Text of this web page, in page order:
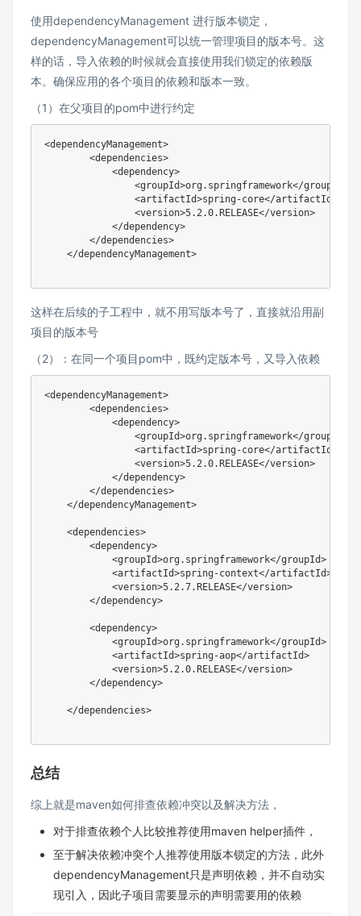
使用dependencyManagement 进行版本锁定，
dependencyManagement可以统一管理项目的版本号。这
样的话，导入依赖的时候就会直接使用我们锁定的依赖版
本。确保应用的各个项目的依赖和版本一致。
（1）在父项目的pom中进行约定
<dependencyManagement>
<dependencies>
<dependency>
<groupId>org.springframework</groupId
<artifactId>spring-core</artifactId
<version>5.2.0.RELEASE</version>
</dependency>
</dependencies>
</dependencyManagement>
这样在后续的子工程中，就不用写版本号了，直接就沿用副
项目的版本号
（2）：在同一个项目pom中，既约定版本号，又导入依赖
<dependencyManagement>
<dependencies>
<dependency>
<groupId>org.springframework</groupId
<artifactId>spring-core</artifactId
<version>5.2.0.RELEASE</version>
</dependency>
</dependencies>
</dependencyManagement>
<dependencies>
<dependency>
<groupId>org.springframework</groupId>
<artifactId>spring-context</artifactId>
<version>5.2.7.RELEASE</version>
</dependency>
<dependency>
<groupId>org.springframework</groupId>
<artifactId>spring-aop</artifactId>
<version>5.2.0.RELEASE</version>
</dependency>
</dependencies>
总结
综上就是maven如何排查依赖冲突以及解决方法，
对于排查依赖个人比较推荐使用maven helper插件，
至于解决依赖冲突个人推荐使用版本锁定的方法，此外
dependencyManagement只是声明依赖，并不自动实
现引入，因此子项目需要显示的声明需要用的依赖